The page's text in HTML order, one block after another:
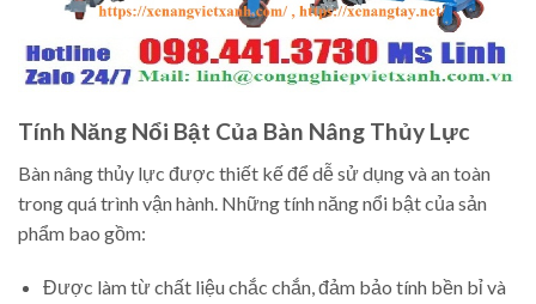
Tính Năng Nổi Bật Của Bàn Nâng Thủy Lực
Bàn nâng thủy lực được thiết kế để dễ sử dụng và an toàn
trong quá trình vận hành. Những tính năng nổi bật của sản
phẩm bao gồm:
Được làm từ chất liệu chắc chắn, đảm bảo tính bền bỉ và